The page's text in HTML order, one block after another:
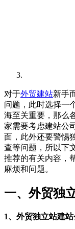
对于外贸建站新手
问题，此时选择一
海至关重要，那么
家需要考虑建站公
面，此外还要警惕
查等问题，所以下
推荐的有关内容，
麻烦和问题。
一、外贸独
1、外贸独立站建